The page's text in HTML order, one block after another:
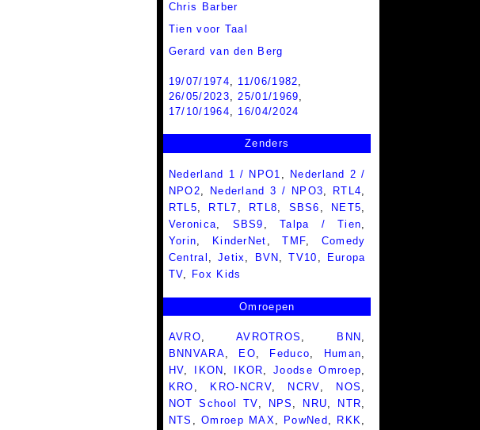
Chris Barber
Tien voor Taal
Gerard van den Berg
19/07/1974 11/06/1982
26/05/2023
25/01/1969
17/10/1964
16/04/2024
Zenders
Nederland 1 / NPO1
Nederland 2 /
NPO2
Nederland 3 / NPO3 RTL4
RTL5
RTL7 RTL8 SBS6 NET5
Veronica
SBS9 ,Talpa / Tien
Yorin
KinderNet ,TMF
Comedy
Central
Jetix BVN ,TV10
Europa
TV
Fox Kids
Omroepen
AVRO, AVROTROS , BNN ,
BNNVARA, EO, Feduco, Human,
HV, IKON , IKOR,Joodse Omroep,
KRO , KRO-NCRV, NCRV, NOS ,
NOT School TV, NPS , NRU, NTR,
NTS ,Omroep MAX, PowNed , RKK,